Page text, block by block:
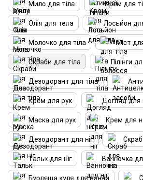
Мило для тіла
Крем для
Олія для тела
Лосьйон
Молочко для тіла
Міст
Скраби для тіла
Пілінги
Дезодорант для тіла
Крем для рук
Догляд для
Маска для рук
Крем для
Дезодорант для ніг
Тальк для ніг
Ванночка
Бурляща куля для ванни